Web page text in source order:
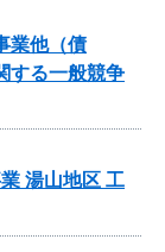
業他（債
する一般競争
湯山地区 工